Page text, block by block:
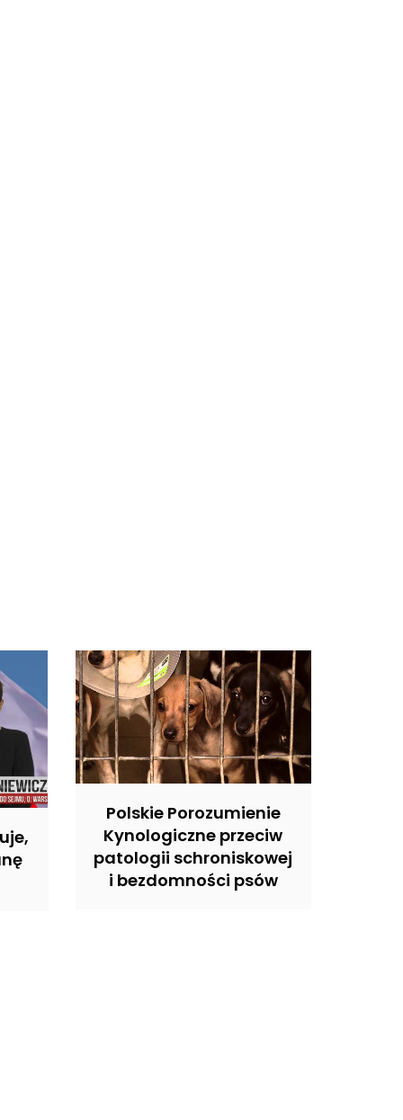
Polskie Porozumienie
Kynologiczne przeciw
patologii schroniskowej
i bezdomności psów